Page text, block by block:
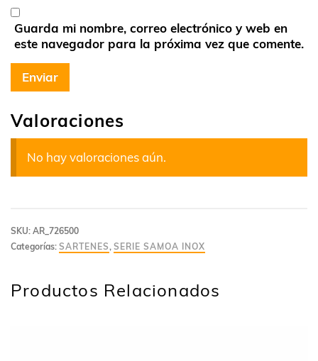
Valoraciones
No hay valoraciones aún.
Guarda mi nombre, correo electrónico y web en
este navegador para la próxima vez que comente.
SKU: AR_726500
Categorías: SARTENES, SERIE SAMOA INOX
Productos Relacionados